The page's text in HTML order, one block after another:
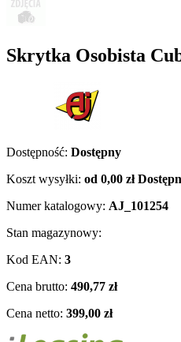
Skrytka Osobista
Dostępność: Dostępny
Koszt wysyłki: od 0,00 zł
Numer katalogowy: AJ_101254
Stan magazynowy:
Kod EAN: 3
Cena brutto: 490,77 zł
Cena netto: 399,00 zł